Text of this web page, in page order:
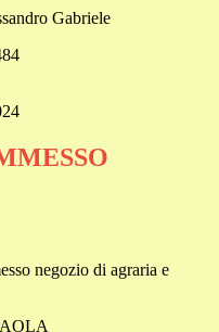
Gabriele
negozio di agraria e